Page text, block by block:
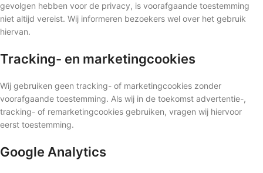
gevolgen hebben voor de privacy, is voorafgaande toestemming
niet altijd vereist. Wij informeren bezoekers wel over het gebruik
hiervan.
Tracking- en marketingcookies
Wij gebruiken geen tracking- of marketingcookies zonder
voorafgaande toestemming. Als wij in de toekomst advertentie-,
tracking- of remarketingcookies gebruiken, vragen wij hiervoor
eerst toestemming.
Google Analytics